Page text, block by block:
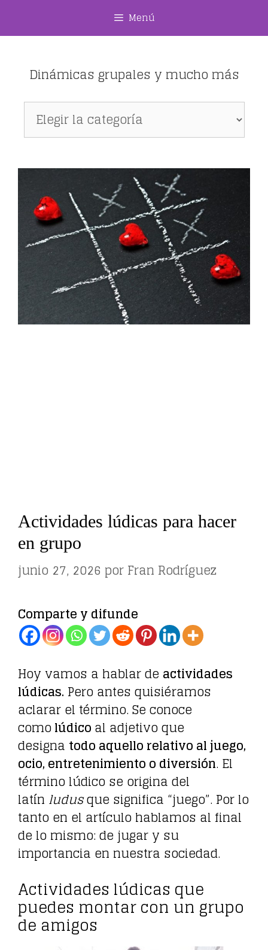
Menú
Dinámicas grupales y mucho más
Dinámicas
grupales
mucho
Actividades lúdicas para hacer
en grupo
junio 27, 2026 porFran Rodríguez
Comparte y difunde
Hoy vamos a hablar deactividades
lúdicas. Pero antes quisiéramos
aclarar el término. Se conoce
comolúdicoal adjetivo que
designa todo aquello relativo al juego,
ocio, entretenimiento o diversión. El
término lúdico se origina del
latín ludusque significa “juego”. Por lo
tanto en el artículo hablamos al final
de lo mismo: de jugar y su
importancia en nuestra sociedad.
Actividades lúdicas que
puedes montar con un grupo
de amigos